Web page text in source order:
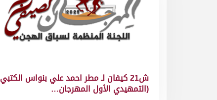
ش21 كيفان لـ مطر احمد علي بنواس الكتبي
(التمهيدي الأول المهرجان…